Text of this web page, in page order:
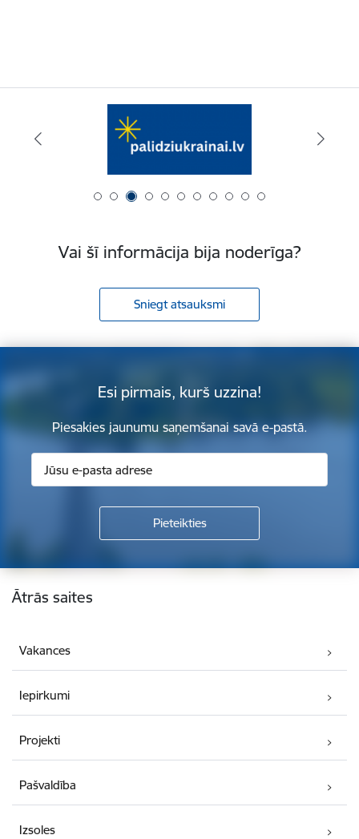
Vai šī informācija bija noderīga?
Sniegt atsauksmi
Esi pirmais, kurš uzzina!
Piesakies jaunumu saņemšanai savā e-pastā.
Kājene
Ātrās saites
Vakances
Iepirkumi
Projekti
Pašvaldība
Izsoles